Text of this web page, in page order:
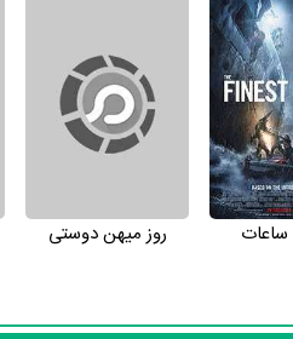
محسوب می‌شود.
علاقمند هست.
ساعات روز میهن دوستی